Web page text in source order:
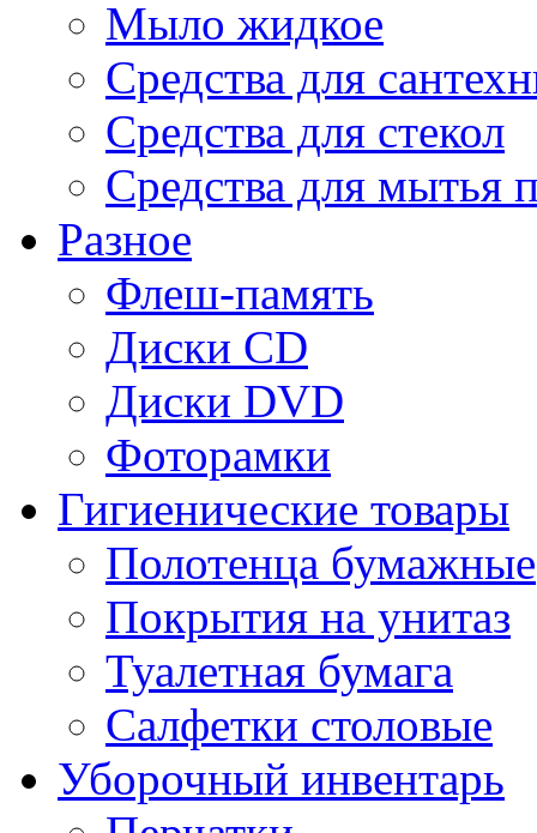
Мыло жидкое
Средства для
Средства для стекол
Средства для мытья
Разное
Флеш-память
Диски CD
Диски DVD
Фоторамки
Гигиенические товары
Полотенца бумажные
Покрытия на унитаз
Туалетная бумага
Салфетки столовые
Уборочный инвентарь